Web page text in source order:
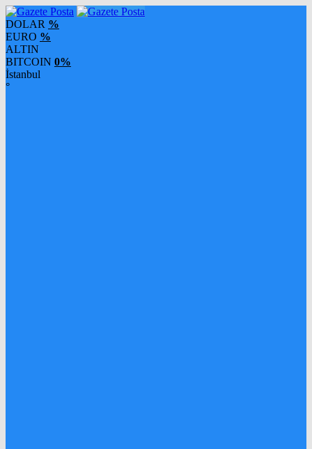
DOLAR %
EURO %
ALTIN
BITCOIN 0%
İstanbul
°